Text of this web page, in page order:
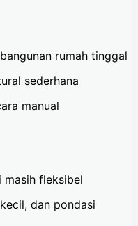
rumah tinggal
sederhana
manual
masih fleksibel
dan pondasi